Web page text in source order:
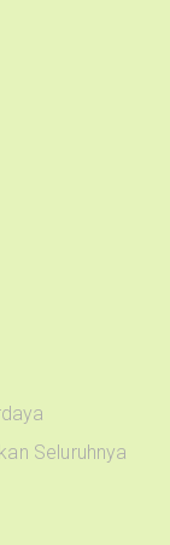
Seluruhnya